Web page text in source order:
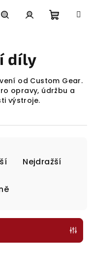
díly
od Custom Gear.
opravy, údržbu a
výstroje.
Nejdražší